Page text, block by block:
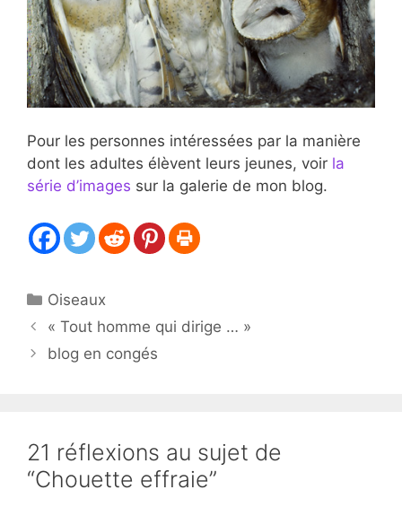
Pour les personnes intéressées par la manière
dont les adultes élèvent leurs jeunes, voir la
série d’images sur la galerie de mon blog.
Catégories
Oiseaux
« Tout homme qui dirige … »
blog en congés
21 réflexions au sujet de
“Chouette effraie”